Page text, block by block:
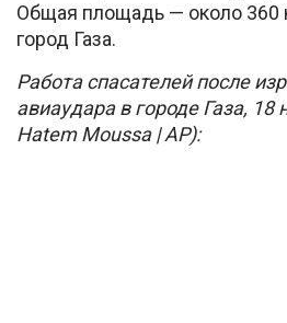
Общая площадь — около 360
город Газа.
Работа спасателей после
авиаудара в городе Газа, 18
Hatem Moussa | AP):